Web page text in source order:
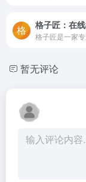
暂无评论